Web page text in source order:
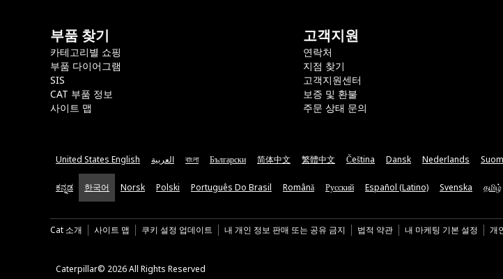
부품 찾기
카테고리별 쇼핑
부품 다이어그램
SIS
CAT 부품 정보
사이트 맵
고객지원
연락처
지점 찾기
고객지원센터
보증 및 환불
주문 상태 문의
United States English العربية বাংলা Български 简体中文 繁體中文 Čeština Dansk Nederlands
ಕನ್ನಡ 한국어 Norsk Polski Português Do Brasil Română Русский Español (Latino) Svenska தமிழ்
Cat 소개 사이트 맵 쿠키 설정 업데이트 내 개인 정보 판매 또는 공유 금지 법적 약관 내 마케팅 기본 설정 개
Caterpillar© 2026 All Rights Reserved